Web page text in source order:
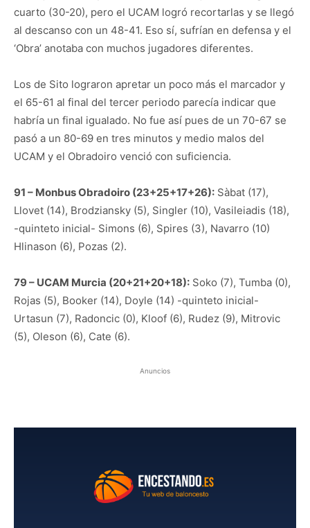
cuarto (30-20), pero el UCAM logró recortarlas y se llegó
al descanso con un 48-41. Eso sí, sufrían en defensa y el
‘Obra’ anotaba con muchos jugadores diferentes.
Los de Sito lograron apretar un poco más el marcador y
el 65-61 al final del tercer periodo parecía indicar que
habría un final igualado. No fue así pues de un 70-67 se
pasó a un 80-69 en tres minutos y medio malos del
UCAM y el Obradoiro venció con suficiencia.
91 – Monbus Obradoiro (23+25+17+26): Sàbat (17),
Llovet (14), Brodziansky (5), Singler (10), Vasileiadis (18),
-quinteto inicial- Simons (6), Spires (3), Navarro (10)
Hlinason (6), Pozas (2).
79 – UCAM Murcia (20+21+20+18): Soko (7), Tumba (0),
Rojas (5), Booker (14), Doyle (14) -quinteto inicial-
Urtasun (7), Radoncic (0), Kloof (6), Rudez (9), Mitrovic
(5), Oleson (6), Cate (6).
Anuncios